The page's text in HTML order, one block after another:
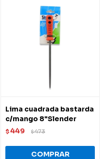
Lima cuadrada bastarda
c/mango 8"Slender
$449 $473